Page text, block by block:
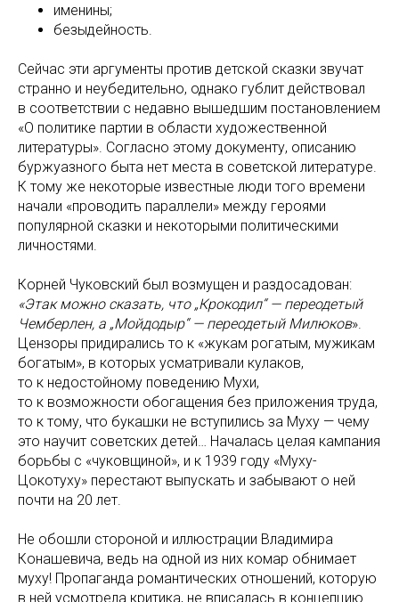
именины;
безыдейность.
Сейчас эти аргументы против детской сказки звучат
странно и неубедительно, однако гублит действовал
в соответствии с недавно вышедшим постановлением
«О политике партии в области художественной
литературы». Согласно этому документу, описанию
буржуазного быта нет места в советской литературе.
К тому же некоторые известные люди того времени
начали «проводить параллели» между героями
популярной сказки и некоторыми политическими
личностями.
Корней Чуковский был возмущен и раздосадован:
«Этак можно сказать, что „Крокодил“ — переодетый
Чемберлен, а „Мойдодыр“ — переодетый Милюков».
Цензоры придирались то к «жукам рогатым, мужикам
богатым», в которых усматривали кулаков,
то к недостойному поведению Мухи,
то к возможности обогащения без приложения труда,
то к тому, что букашки не вступились за Муху — чему
это научит советских детей… Началась целая кампания
борьбы с «чуковщиной», и к 1939 году «Муху-
Цокотуху» перестают выпускать и забывают о ней
почти на 20 лет.
Не обошли стороной и иллюстрации Владимира
Конашевича, ведь на одной из них комар обнимает
муху! Пропаганда романтических отношений, которую
в ней усмотрела критика, не вписалась в концепцию